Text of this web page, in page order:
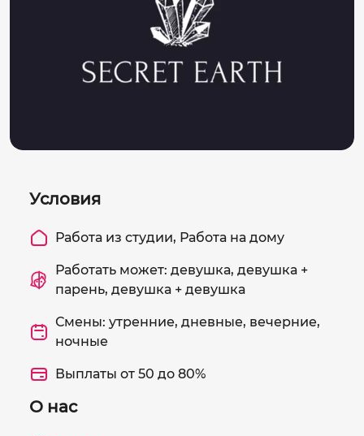
Условия
Работа из студии, Работа на дому
Работать может: девушка, девушка +
парень, девушка + девушка
Смены: утренние, дневные, вечерние,
ночные
Выплаты от 50 до 80%
О нас